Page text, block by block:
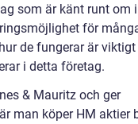
som är känt runt om i
för
de fungerar är
i detta företag.
& Mauritz och ger
man köper HM aktier